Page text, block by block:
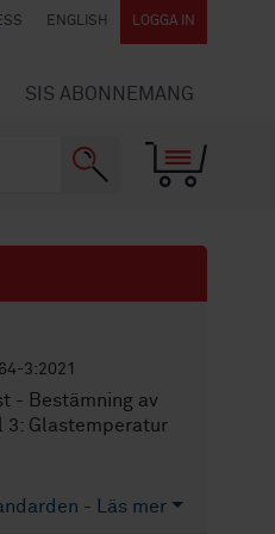
ENGLISH LOGGA IN
SIS ABONNEMANG
3:2021
- Bestämning av
3: Glastemperatur
- Läs mer